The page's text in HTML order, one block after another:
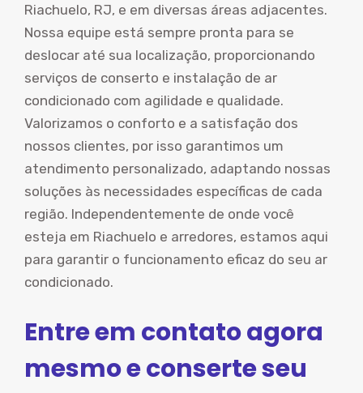
Riachuelo, RJ, e em diversas áreas adjacentes.
Nossa equipe está sempre pronta para se
deslocar até sua localização, proporcionando
serviços de conserto e instalação de ar
condicionado com agilidade e qualidade.
Valorizamos o conforto e a satisfação dos
nossos clientes, por isso garantimos um
atendimento personalizado, adaptando nossas
soluções às necessidades específicas de cada
região. Independentemente de onde você
esteja em Riachuelo e arredores, estamos aqui
para garantir o funcionamento eficaz do seu ar
condicionado.
Entre em contato agora
mesmo e conserte seu